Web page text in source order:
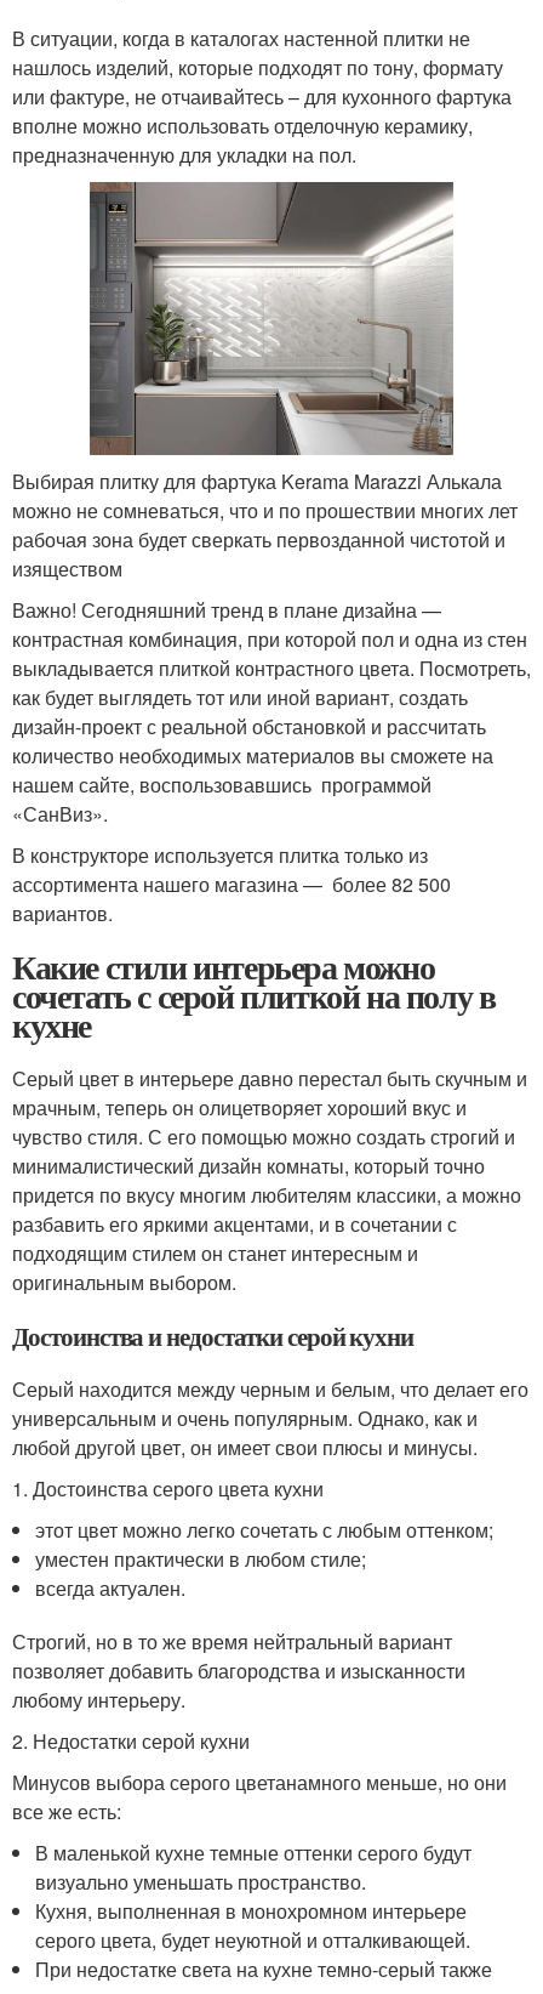
В ситуации, когда в каталогах настенной плитки не
нашлось изделий, которые подходят по тону, формату
или фактуре, не отчаивайтесь – для кухонного фартука
вполне можно использовать отделочную керамику,
предназначенную для укладки на пол.
Выбирая плитку для фартука Kerama Marazzi Алькала
можно не сомневаться, что и по прошествии многих лет
рабочая зона будет сверкать первозданной чистотой и
изяществом
Важно! Сегодняшний тренд в плане дизайна —
контрастная комбинация, при которой пол и одна из стен
выкладывается плиткой контрастного цвета. Посмотреть,
как будет выглядеть тот или иной вариант, создать
дизайн-проект с реальной обстановкой и рассчитать
количество необходимых материалов вы сможете на
нашем сайте, воспользовавшись программой
«СанВиз».
В конструкторе используется плитка только из
ассортимента нашего магазина — более 82 500
вариантов.
Какие стили интерьера можно
сочетать с серой плиткой на полу в
кухне
Серый цвет в интерьере давно перестал быть скучным и
мрачным, теперь он олицетворяет хороший вкус и
чувство стиля. С его помощью можно создать строгий и
минималистический дизайн комнаты, который точно
придется по вкусу многим любителям классики, а можно
разбавить его яркими акцентами, и в сочетании с
подходящим стилем он станет интересным и
оригинальным выбором.
Достоинства и недостатки серой кухни
Серый находится между черным и белым, что делает его
универсальным и очень популярным. Однако, как и
любой другой цвет, он имеет свои плюсы и минусы.
1. Достоинства серого цвета кухни
этот цвет можно легко сочетать с любым оттенком;
уместен практически в любом стиле;
всегда актуален.
Строгий, но в то же время нейтральный вариант
позволяет добавить благородства и изысканности
любому интерьеру.
2. Недостатки серой кухни
Минусов выбора серого цветанамного меньше, но они
все же есть:
В маленькой кухне темные оттенки серого будут
визуально уменьшать пространство.
Кухня, выполненная в монохромном интерьере
серого цвета, будет неуютной и отталкивающей.
При недостатке света на кухне темно-серый также